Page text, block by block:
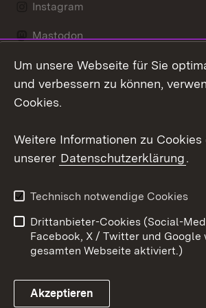
Instagram
Mastodon
Messenger
Link zum Landesportal
Kontakt
Impressum
Cookies
Um unsere Webseite für Sie
und verbessern zu können,
Cookies.
Weitere Informationen zu Cookies
unserer Datenschutzerklärung.
Technisch notwendige Cookies
Drittanbieter-Cookies (Social-
Facebook, X / Twitter und Google
gesamten Webseite aktiviert.)
Akzeptieren